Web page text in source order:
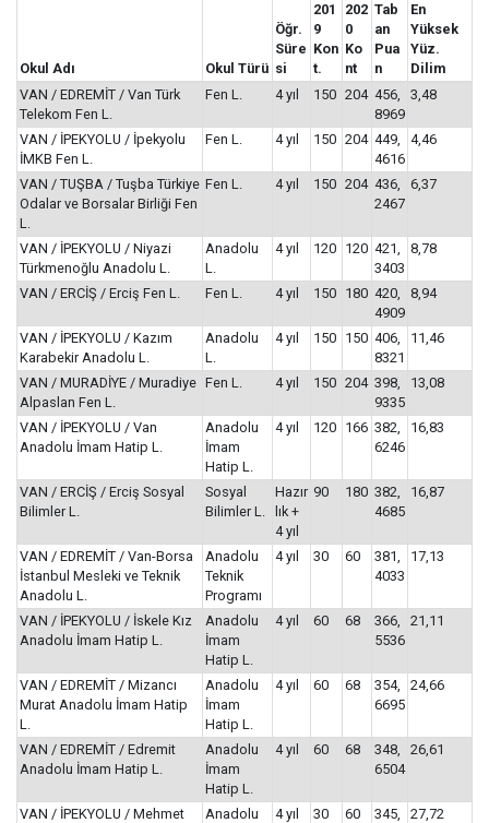
Okul Adı Okul Türü
Öğr.
Süre
si
201
9
Kon
t.
202
0
Ko
nt
Tab
an
Pua
n
En
Yüksek
Yüz.
Dilim
VAN / EDREMİT / Van Türk
Telekom Fen L.
Fen L. 4 yıl 150 204 456,
8969
3,48
VAN / İPEKYOLU / İpekyolu
İMKB Fen L.
Fen L. 4 yıl 150 204 449,
4616
4,46
VAN / TUŞBA / Tuşba Türkiye
Odalar ve Borsalar Birliği Fen
L.
Fen L. 4 yıl 150 204 436,
2467
6,37
VAN / İPEKYOLU / Niyazi
Türkmenoğlu Anadolu L.
Anadolu
L.
4 yıl 120 120 421,
3403
8,78
VAN / ERCİŞ / Erciş Fen L. Fen L. 4 yıl 150 180 420,
4909
8,94
VAN / İPEKYOLU / Kazım
Karabekir Anadolu L.
Anadolu
L.
4 yıl 150 150 406,
8321
11,46
VAN / MURADİYE / Muradiye
Alpaslan Fen L.
Fen L. 4 yıl 150 204 398,
9335
13,08
VAN / İPEKYOLU / Van
Anadolu İmam Hatip L.
Anadolu
İmam
Hatip L.
4 yıl 120 166 382,
6246
16,83
VAN / ERCİŞ / Erciş Sosyal
Bilimler L.
Sosyal
Bilimler L.
Hazır
lık +
4 yıl
90 180 382,
4685
16,87
VAN / EDREMİT / Van-Borsa
İstanbul Mesleki ve Teknik
Anadolu L.
Anadolu
Teknik
Programı
4 yıl 30 60
381,
4033
17,13
VAN / İPEKYOLU / İskele Kız
Anadolu İmam Hatip L.
Anadolu
İmam
Hatip L.
4 yıl 60 68
366,
5536
21,11
VAN / EDREMİT / Mizancı
Murat Anadolu İmam Hatip
L.
Anadolu
İmam
Hatip L.
4 yıl 60 68
354,
6695
24,66
VAN / EDREMİT / Edremit
Anadolu İmam Hatip L.
Anadolu
İmam
Hatip L.
4 yıl 60 68
348,
6504
26,61
VAN / İPEKYOLU / Mehmet
Anadolu
4 yıl 30 60
345,
27,72